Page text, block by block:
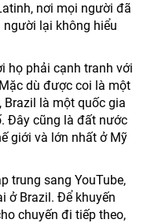
nơi mọi người đã
lại không hiểu
họ phải cạnh tranh với
dù được coi là một
là một quốc gia
Đây cũng là đất nước
giới và lớn nhất ở Mỹ
trung sang YouTube,
ở Brazil. Để khuyến
chuyến đi tiếp theo,